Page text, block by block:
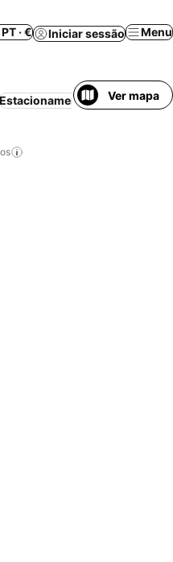
PT · € Iniciar sessão Menu
Estacionamento Aparthotel
Ver mapa